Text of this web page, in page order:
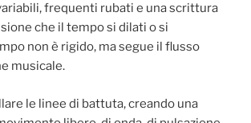
frequenti rubati e una scrittura
che il tempo si dilati o si
non è rigido, ma segue il flusso
musicale.
le linee di battuta, creando una